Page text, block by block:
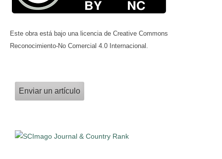
Este obra está bajo una licencia de Creative Commons
Reconocimiento-No Comercial 4.0 Internacional.
Enviar un artículo